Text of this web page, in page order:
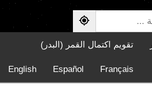
تقويم اكتمال القمر (البدر)
English Español Français